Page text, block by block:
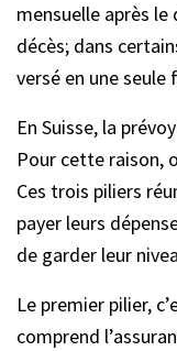
mensuelle après
décès; dans
versé en une seule
En Suisse, la
Pour cette raison,
Ces trois piliers
payer leurs
de garder leur
Le premier pilier,
comprend